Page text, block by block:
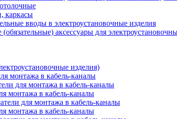
каркасы
вводы в электроустановочные изделия
аксессуары для
изделия)
монтажа в кабель-каналы
для монтажа в кабель-каналы
монтажа в кабель-каналы
для монтажа в кабель-каналы
монтажа в кабель-каналы